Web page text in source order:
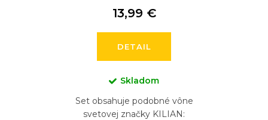
13,99 €
DETAIL
Skladom
Set obsahuje podobné vône
svetovej značky KILIAN: